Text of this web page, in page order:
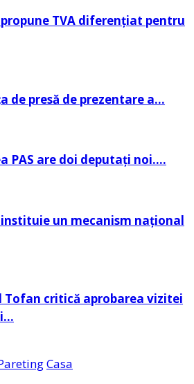
TVA diferențiat pentru
de presă de prezentare a…
PAS are doi deputați noi….
un mecanism național
Tofan critică aprobarea vizitei
Casa